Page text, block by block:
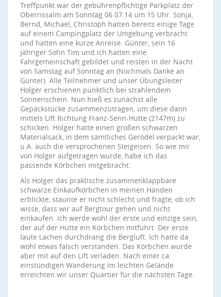
Treffpunkt war der gebührenpflichtige Parkplatz der
Oberrissalm am Sonntag 06.07.14 um 15 Uhr. Sonja,
Bernd, Michael, Christoph hatten bereits einige Tage
auf einem Campingplatz der Umgebung verbracht
und hatten eine kurze Anreise. Günter, sein 16
jähriger Sohn Tim und ich hatten eine
Fahrgemeinschaft gebildet und reisten in der Nacht
von Samstag auf Sonntag an (Nochmals Danke an
Günter). Alle Teilnehmer und unser Übungsleiter
Holger erschienen pünktlich bei strahlendem
Sonnenschein. Nun hieß es zunächst alle
Gepäckstücke zusammenzutragen, um diese dann
mittels Lift Richtung Franz-Senn-Hütte (2147m) zu
schicken. Holger hatte einen großen schwarzen
Materialsack, in dem sämtliches Gerödel verpackt war,
u.A. auch die versprochenen Steigeisen. So wie mir
von Holger aufgetragen wurde, habe ich das
passende Körbchen mitgebracht.
Als Holger das praktische zusammenklappbare
schwarze Einkaufkörbchen in meinen Händen
erblickte, staunte er nicht schlecht und fragte, ob ich
wisse, dass wir auf Bergtour gehen und nicht
einkaufen. Ich werde wohl der erste und einzige sein,
der auf der Hütte ein Körbchen mitführt. Der erste
laute Lachen durchdrang die Bergluft. Ich hatte da
wohl etwas falsch verstanden. Das Körbchen wurde
aber mit auf den Lift verladen. Nach einer ca.
einstündigen Wanderung im leichten Gelände
erreichten wir unser Quartier für die nächsten Tage.